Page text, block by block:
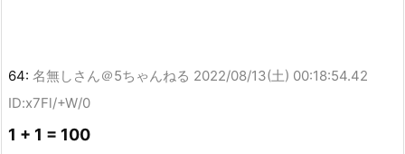
64: 名無しさん＠5ちゃんねる 2022/08/13(土) 00:18:54.42
ID:x7Fl/+W/0
1 + 1 = 100